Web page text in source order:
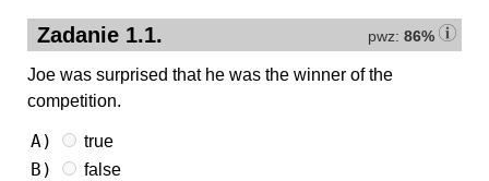
pwz: 86%
Zadanie 1.1.
Joe was surprised that he was the winner of the
competition.
A) true
B) false